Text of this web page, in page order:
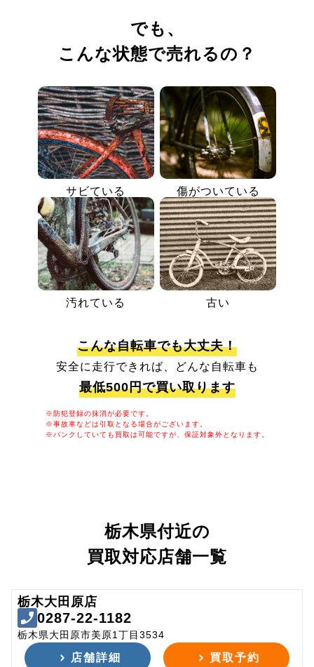
でも、
こんな状態で売れるの？
サビている 傷がついている
汚れている 古い
こんな自転車でも大丈夫！
安全に走行できれば、どんな自転車も
最低500円で買い取ります
※防犯登録の抹消が必要です。
※事故車などは引取となる場合がございます。
※パンクしていても買取は可能ですが、保証対象外となります。
栃木県付近の
買取対応店舗一覧
栃木大田原店
0287-22-1182
栃木県大田原市美原1丁目3534
店舗詳細 買取予約